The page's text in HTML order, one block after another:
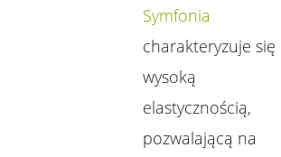
Symfonia
charakteryzuje się
wysoką
elastycznością,
pozwalającą na